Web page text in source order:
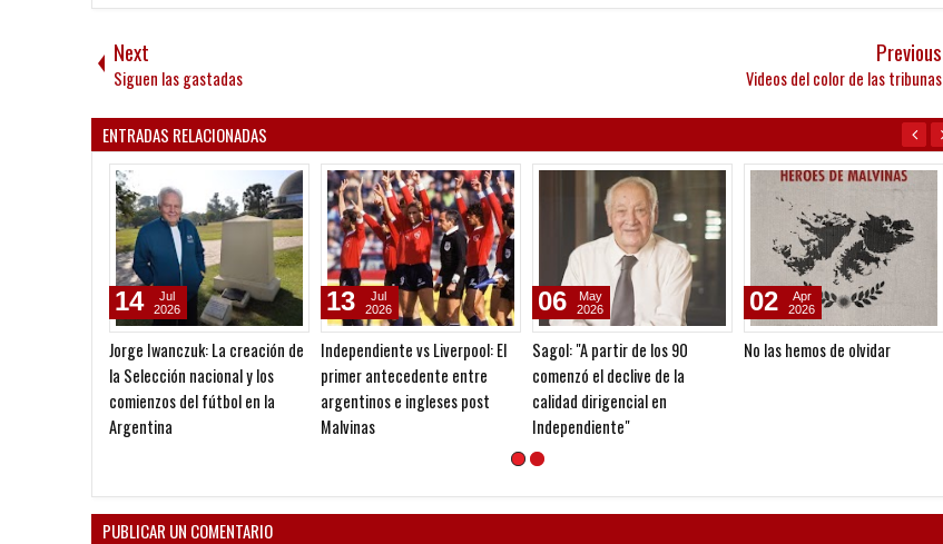
Next
Siguen las gastadas
Previous
Videos del color de las tribunas
ENTRADAS RELACIONADAS
Jorge Iwanczuk: La creación de
la Selección nacional y los
comienzos del fútbol en la
Argentina
14
Jul
2026
Independiente vs Liverpool: El
primer antecedente entre
argentinos e ingleses post
Malvinas
13
Jul
2026
Sagol: "A partir de los 90
comenzó el declive de la
calidad dirigencial en
Independiente"
06
May
2026
No las hemos de olvidar
02
Apr
2026
PUBLICAR UN COMENTARIO